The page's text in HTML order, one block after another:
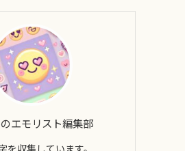
エモリスト編集部
を収集しています。